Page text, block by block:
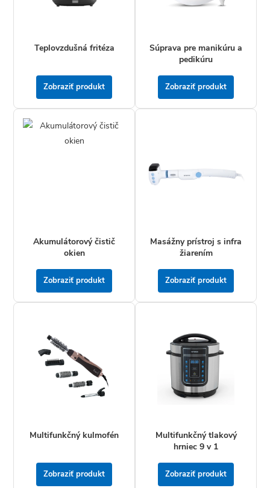
Teplovzdušná fritéza
Zobraziť produkt
Súprava pre manikúru a
pedikúru
Zobraziť produkt
Akumulátorový čistič
okien
Zobraziť produkt
Masážny prístroj s infra
žiarením
Zobraziť produkt
Multifunkčný kulmofén
Zobraziť produkt
Multifunkčný tlakový
hrniec 9 v 1
Zobraziť produkt